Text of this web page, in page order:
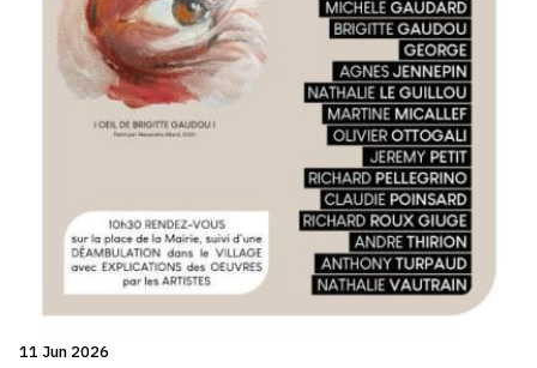
11 Jun 2026